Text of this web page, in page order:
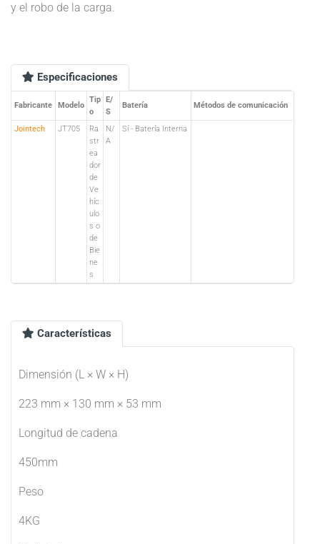
y el robo de la carga.
Especificaciones
Fabricante Modelo
Tip
o
E/
S
Batería Métodos de comunicación
Jointech JT705
Ra
str
ea
dor
de
Ve
híc
ulo
s o
de
Bie
ne
s
N/
A
Sí - Batería Interna
Características
Dimensión (L × W × H)
223 mm × 130 mm × 53 mm
Longitud de cadena
450mm
Peso
4KG